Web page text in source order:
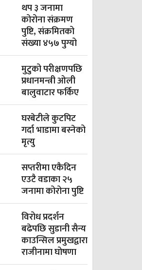
थप ३ जनामा
कोरोना संक्रमण
पुष्टि, संक्रमितको
संख्या ४५७ पुग्यो
मुटुको परीक्षणपछि
प्रधानमन्त्री ओली
बालुवाटार फर्किए
घरबेटीले कुटपिट
गर्दा भाडामा बस्नेको
मृत्यु
सप्तरीमा एकैदिन
एउटै वडाका २५
जनामा कोरोना पुष्टि
विरोध प्रदर्शन
बढेपछि सुडानी सैन्य
काउन्सिल प्रमुखद्वारा
राजीनामा घोषणा